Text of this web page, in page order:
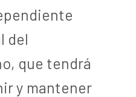
del
que tendrá
y mantener